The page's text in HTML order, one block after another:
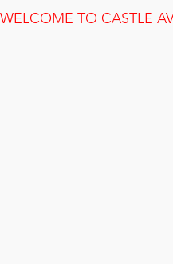
WELCOME TO CASTLE